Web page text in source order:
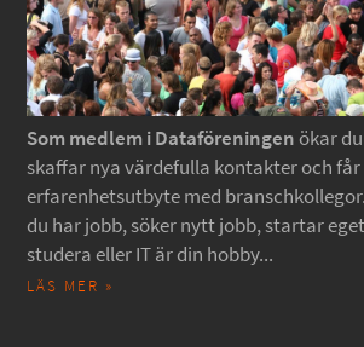
Som medlem i Dataföreningen ökar
skaffar nya värdefulla kontakter och får
erfarenhetsutbyte med
du har jobb, söker nytt jobb, startar
studera eller IT är din hobby...
LÄS MER »